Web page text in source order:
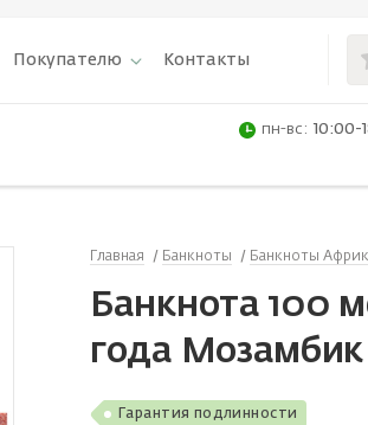
Покупателю Контакты
пн-вс: 10:00-
Главная Банкноты Банкноты
Банкнота 100
года Мозамбик
Гарантия подлинности